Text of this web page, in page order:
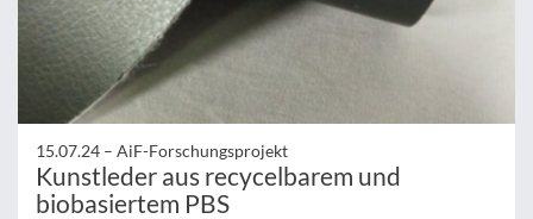
15.07.24 – AiF-Forschungsprojekt
Kunstleder aus recycelbarem und
biobasiertem PBS